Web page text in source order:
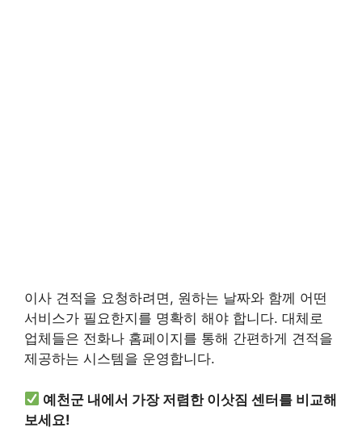
이사 견적을 요청하려면, 원하는 날짜와 함께 어떤
서비스가 필요한지를 명확히 해야 합니다. 대체로
업체들은 전화나 홈페이지를 통해 간편하게 견적을
제공하는 시스템을 운영합니다.
예천군 내에서 가장 저렴한 이삿짐 센터를 비교해
보세요!